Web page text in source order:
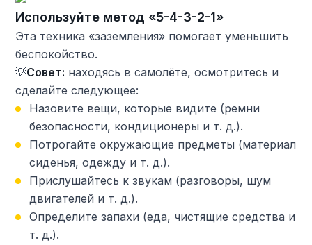
Используйте метод «5-4-3-2-1»
Эта техника «заземления» помогает уменьшить
беспокойство.
💡Совет: находясь в самолёте, осмотритесь и
сделайте следующее:
Назовите вещи, которые видите (ремни
безопасности, кондиционеры и т. д.).
Потрогайте окружающие предметы (материал
сиденья, одежду и т. д.).
Прислушайтесь к звукам (разговоры, шум
двигателей и т. д.).
Определите запахи (еда, чистящие средства и
т. д.).